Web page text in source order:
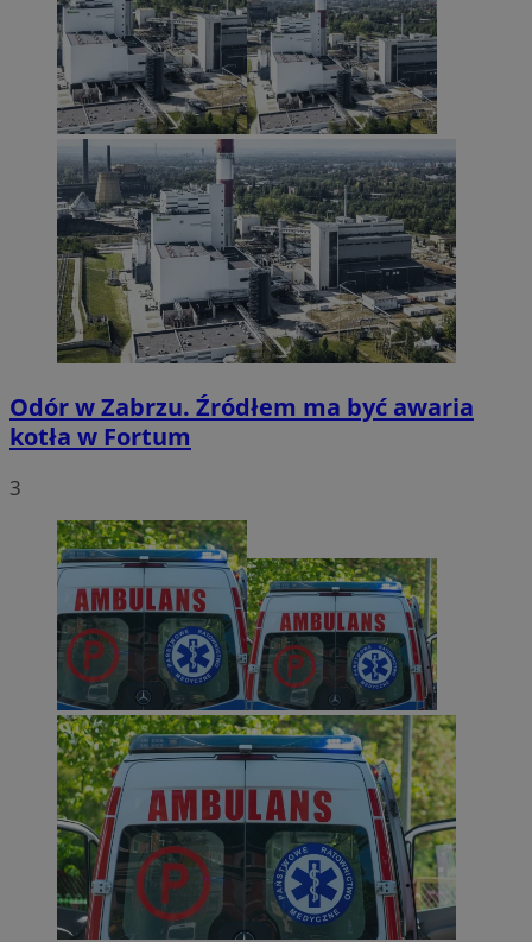
Odór w Zabrzu. Źródłem ma być awaria
kotła w Fortum
3